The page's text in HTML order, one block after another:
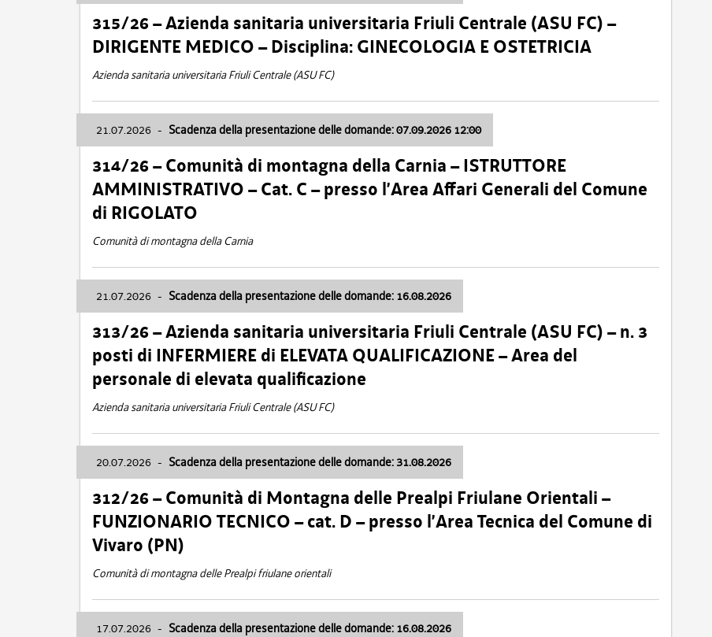
315/26 – Azienda sanitaria universitaria Friuli Centrale (ASU FC) –
DIRIGENTE MEDICO – Disciplina: GINECOLOGIA E OSTETRICIA
Azienda sanitaria universitaria Friuli Centrale (ASU FC)
21.07.2026 - Scadenza della presentazione delle domande: 07.09.2026 12:00
314/26 – Comunità di montagna della Carnia – ISTRUTTORE
AMMINISTRATIVO – Cat. C – presso l’Area Affari Generali del Comune
di RIGOLATO
Comunità di montagna della Carnia
21.07.2026 - Scadenza della presentazione delle domande: 16.08.2026
313/26 – Azienda sanitaria universitaria Friuli Centrale (ASU FC) – n. 3
posti di INFERMIERE di ELEVATA QUALIFICAZIONE – Area del
personale di elevata qualificazione
Azienda sanitaria universitaria Friuli Centrale (ASU FC)
20.07.2026 - Scadenza della presentazione delle domande: 31.08.2026
312/26 – Comunità di Montagna delle Prealpi Friulane Orientali –
FUNZIONARIO TECNICO – cat. D – presso l’Area Tecnica del Comune di
Vivaro (PN)
Comunità di montagna delle Prealpi friulane orientali
17.07.2026 - Scadenza della presentazione delle domande: 16.08.2026